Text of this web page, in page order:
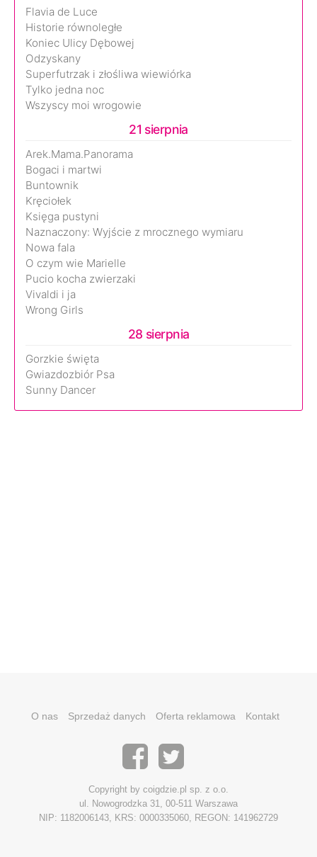
Flavia de Luce
Historie równoległe
Koniec Ulicy Dębowej
Odzyskany
Superfutrzak i złośliwa wiewiórka
Tylko jedna noc
Wszyscy moi wrogowie
21 sierpnia
Arek.Mama.Panorama
Bogaci i martwi
Buntownik
Kręciołek
Księga pustyni
Naznaczony: Wyjście z mrocznego wymiaru
Nowa fala
O czym wie Marielle
Pucio kocha zwierzaki
Vivaldi i ja
Wrong Girls
28 sierpnia
Gorzkie święta
Gwiazdozbiór Psa
Sunny Dancer
O nas Sprzedaż danych Oferta reklamowa Kontakt
Copyright by coigdzie.pl sp. z o.o.
ul. Nowogrodzka 31, 00-511 Warszawa
NIP: 1182006143, KRS: 0000335060, REGON: 141962729